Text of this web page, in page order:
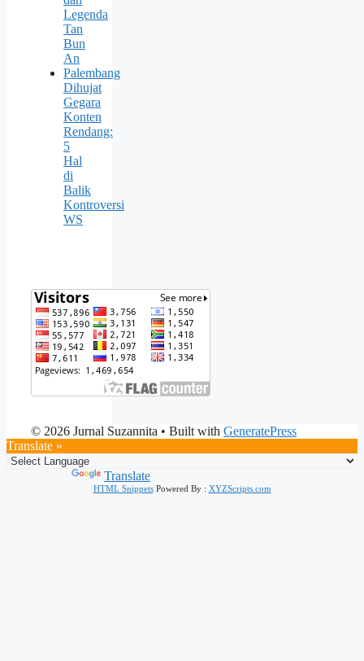
Legenda
Tan
Bun
An
Palembang
Dihujat
Gegara
Konten
Rendang:
5
Hal
di
Balik
Kontroversi
WS
© 2026 Jurnal Suzannita • Built with GeneratePress
Translate »
Translate
HTML SnippetsPowered By : XYZScripts.com